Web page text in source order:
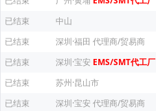
已结束
中山
已结束
深圳·福田 代理商/贸易商
已结束
深圳·宝安 EMS/SMT代工厂
已结束
苏州·昆山市
已结束
深圳·宝安 代理商/贸易商